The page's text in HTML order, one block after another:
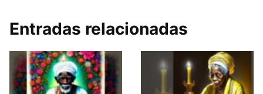
Entradas relacionadas